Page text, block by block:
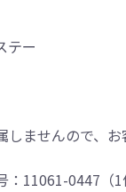
テー
ませんので、
11061-0447（1
ツはサーキット
びにレース使用を
の使用は出来ま
る全ての競技に
用に際しては、
確認の上、お客様
お願い致します。